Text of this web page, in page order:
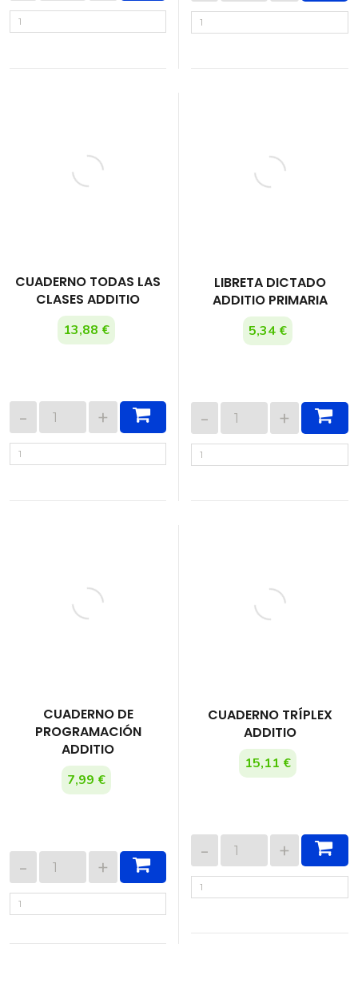
CUADERNO TODAS LAS
CLASES ADDITIO
13,88 €
LIBRETA DICTADO
ADDITIO PRIMARIA
5,34 €
CUADERNO DE
PROGRAMACIÓN
ADDITIO
7,99 €
CUADERNO TRÍPLEX
ADDITIO
15,11 €